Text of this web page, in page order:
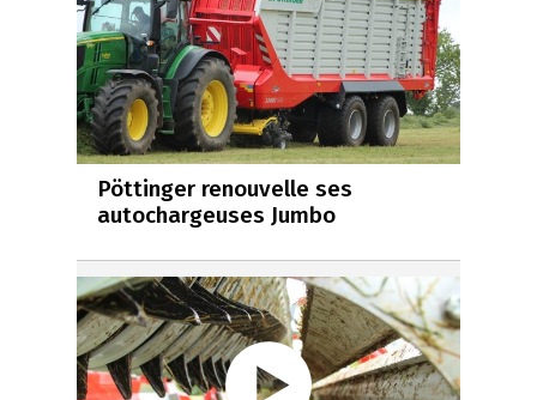
Pöttinger renouvelle ses
autochargeuses Jumbo